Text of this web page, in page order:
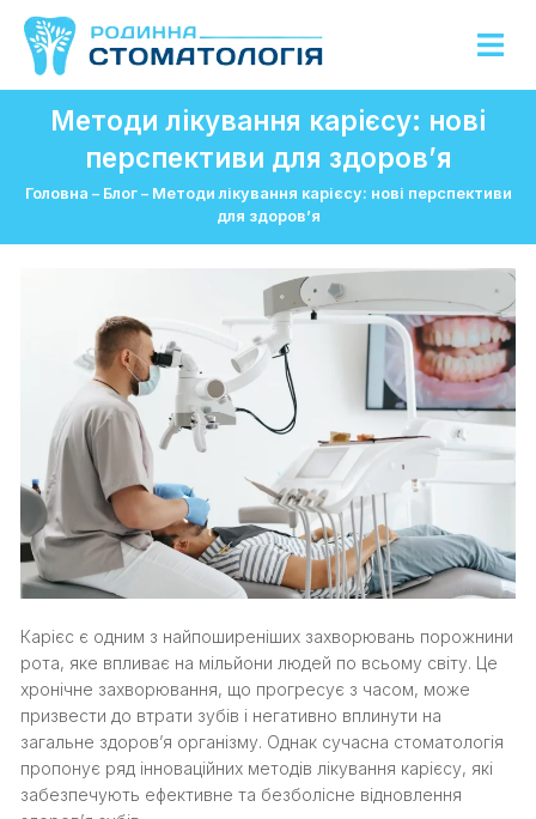
Методи лікування карієсу: нові
перспективи для здоров’я
Головна – Блог– Методи лікування карієсу: нові перспективи
для здоров’я
Карієс є одним з найпоширеніших захворювань порожнини
рота, яке впливає на мільйони людей по всьому світу. Це
хронічне захворювання, що прогресує з часом, може
призвести до втрати зубів і негативно вплинути на
загальне здоров’я організму. Однак сучасна стоматологія
пропонує ряд інноваційних методів лікування карієсу, які
забезпечують ефективне та безболісне відновлення